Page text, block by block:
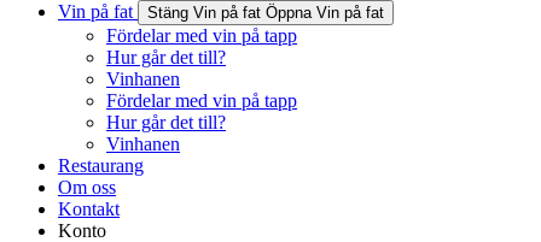
Vin på fat
Stäng Vin på fat Öppna Vin på fat
Fördelar med vin på tapp
Hur går det till?
Vinhanen
Fördelar med vin på tapp
Hur går det till?
Vinhanen
Restaurang
Om oss
Kontakt
Konto